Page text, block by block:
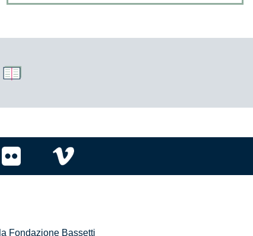
Fondazione Bassetti